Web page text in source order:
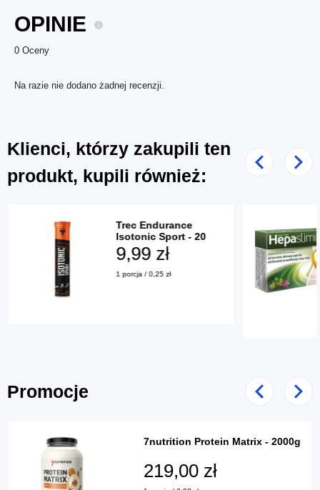
OPINIE
0 Oceny
Na razie nie dodano żadnej recenzji.
Klienci, którzy zakupili ten
produkt, kupili również:
Poprzedni
Trec Endurance
Isotonic Sport - 20
tabl. mus.
9,99 zł
1 porcja / 0,25 zł
Promocje Poprzedni
7nutrition Protein Matrix - 2000g
219,00 zł